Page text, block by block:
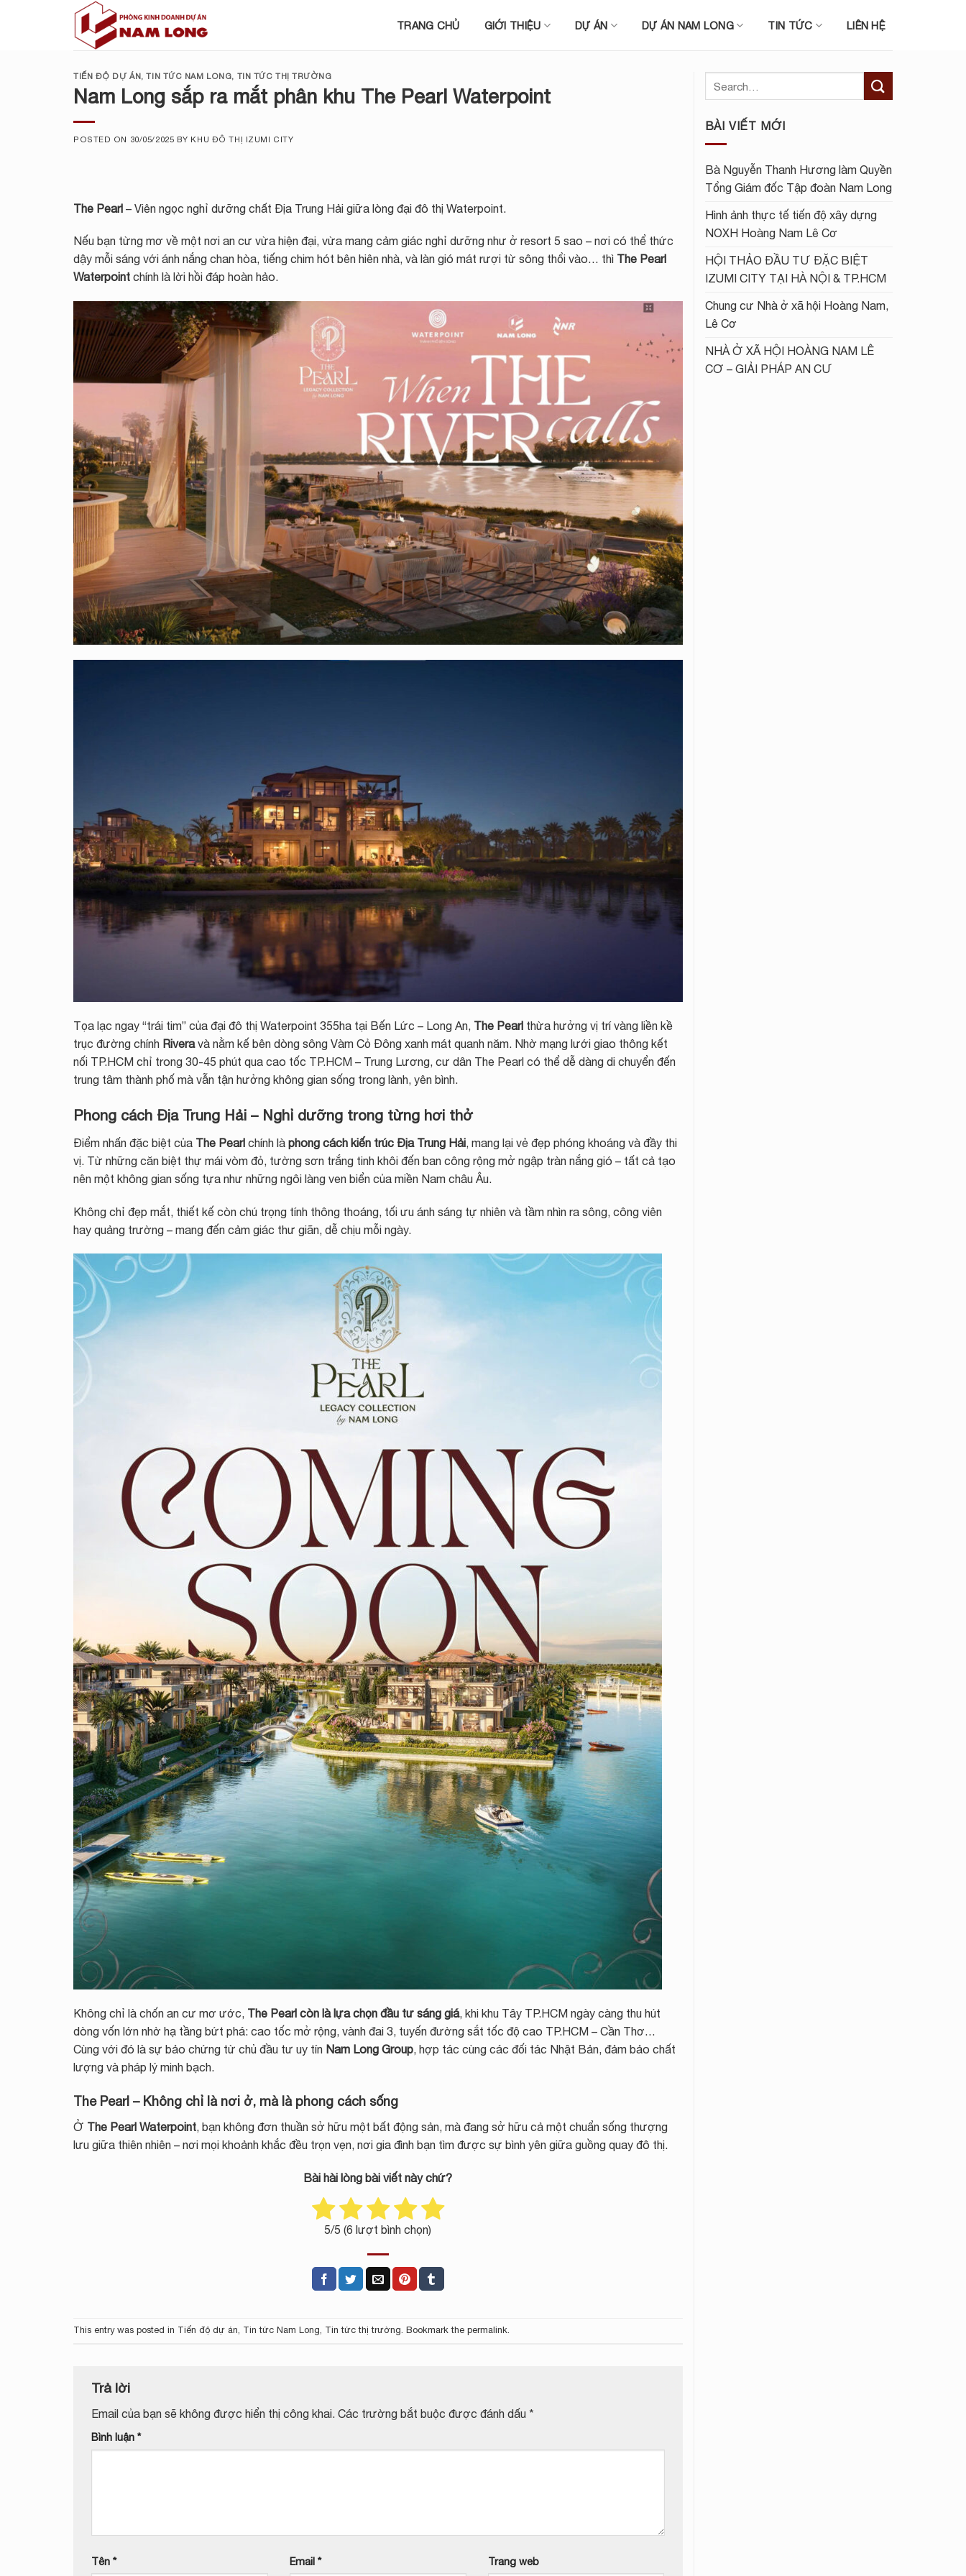
TRANG CHỦ GIỚI THIỆU DỰ ÁN DỰ ÁN NAM LONG TIN TỨC LIÊN HỆ
TIẾN ĐỘ DỰ ÁN,TIN TỨC NAM LONG, TIN TỨC THỊ TRƯỜNG
Nam Long sắp ra mắt phân khu The Pearl Waterpoint
POSTED ON 30/05/2025 BY KHU ĐÔ THỊ IZUMI CITY
The Pearl – Viên ngọc nghỉ dưỡng chất Địa Trung Hải giữa lòng đại đô thị Waterpoint.
Nếu bạn từng mơ về một nơi an cư vừa hiện đại, vừa mang cảm giác nghỉ dưỡng như ở resort 5 sao – nơi có thể thức
dậy mỗi sáng với ánh nắng chan hòa, tiếng chim hót bên hiên nhà, và làn gió mát rượi từ sông thổi vào… thì The Pearl
Waterpoint chính là lời hồi đáp hoàn hảo.
Tọa lạc ngay “trái tim” của đại đô thị Waterpoint 355ha tại Bến Lức – Long An, The Pearl thừa hưởng vị trí vàng liền kề
trục đường chính Riveravà nằm kế bên dòng sông Vàm Cỏ Đông xanh mát quanh năm. Nhờ mạng lưới giao thông kết
nối TP.HCM chỉ trong 30-45 phút qua cao tốc TP.HCM – Trung Lương, cư dân The Pearl có thể dễ dàng di chuyển đến
trung tâm thành phố mà vẫn tận hưởng không gian sống trong lành, yên bình.
Phong cách Địa Trung Hải – Nghỉ dưỡng trong từng hơi thở
Điểm nhấn đặc biệt của The Pearl chính là phong cách kiến trúc Địa Trung Hải, mang lại vẻ đẹp phóng khoáng và đầy thi
vị. Từ những căn biệt thự mái vòm đỏ, tường sơn trắng tinh khôi đến ban công rộng mở ngập tràn nắng gió – tất cả tạo
nên một không gian sống tựa như những ngôi làng ven biển của miền Nam châu Âu.
Không chỉ đẹp mắt, thiết kế còn chú trọng tính thông thoáng, tối ưu ánh sáng tự nhiên và tầm nhìn ra sông, công viên
hay quảng trường – mang đến cảm giác thư giãn, dễ chịu mỗi ngày.
Không chỉ là chốn an cư mơ ước, The Pearl còn là lựa chọn đầu tư sáng giá, khi khu Tây TP.HCM ngày càng thu hút
dòng vốn lớn nhờ hạ tầng bứt phá: cao tốc mở rộng, vành đai 3, tuyến đường sắt tốc độ cao TP.HCM – Cần Thơ…
Cùng với đó là sự bảo chứng từ chủ đầu tư uy tín Nam Long Group, hợp tác cùng các đối tác Nhật Bản, đảm bảo chất
lượng và pháp lý minh bạch.
The Pearl – Không chỉ là nơi ở, mà là phong cách sống
Ở The Pearl Waterpoint, bạn không đơn thuần sở hữu một bất động sản, mà đang sở hữu cả một chuẩn sống thượng
lưu giữa thiên nhiên – nơi mọi khoảnh khắc đều trọn vẹn, nơi gia đình bạn tìm được sự bình yên giữa guồng quay đô thị.
Bài hài lòng bài viết này chứ?
5/5 (6 lượt bình chọn)
This entry was posted in Tiến độ dự án Tin tức Nam Long Tin tức thị trường . Bookmark the permalink
Trả lời
Email của bạn sẽ không được hiển thị công khai. Các trường bắt buộc được đánh dấu *
Bình luận *
Tên * Email * Trang web
BÀI VIẾT MỚI
Bà Nguyễn Thanh Hương làm Quyền
Tổng Giám đốc Tập đoàn Nam Long
Hình ảnh thực tế tiến độ xây dựng
NOXH Hoàng Nam Lê Cơ
HỘI THẢO ĐẦU TƯ ĐẶC BIỆT
IZUMI CITY TẠI HÀ NỘI & TP.HCM
Chung cư Nhà ở xã hội Hoàng Nam,
Lê Cơ
NHÀ Ở XÃ HỘI HOÀNG NAM LÊ
CƠ – GIẢI PHÁP AN CƯ